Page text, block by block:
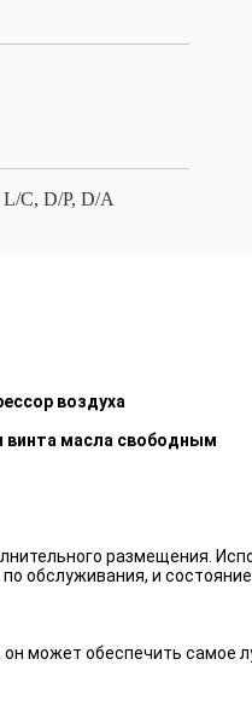
L/C, D/P, D/A
воздуха
винта масла свободным
размещения.
обслуживания, и
может обеспечить самое